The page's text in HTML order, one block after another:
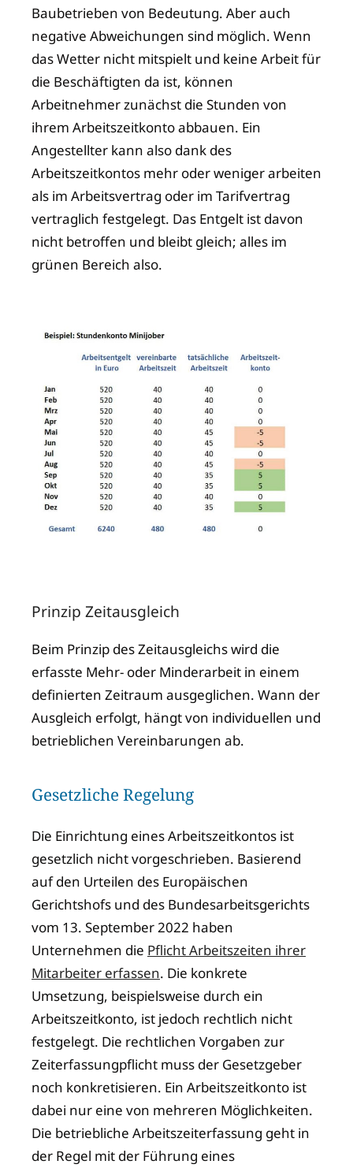
Baubetrieben von Bedeutung. Aber auch
negative Abweichungen sind möglich. Wenn
das Wetter nicht mitspielt und keine Arbeit für
die Beschäftigten da ist, können
Arbeitnehmer zunächst die Stunden von
ihrem Arbeitszeitkonto abbauen. Ein
Angestellter kann also dank des
Arbeitszeitkontos mehr oder weniger arbeiten
als im Arbeitsvertrag oder im Tarifvertrag
vertraglich festgelegt. Das Entgelt ist davon
nicht betroffen und bleibt gleich; alles im
grünen Bereich also.
Prinzip Zeitausgleich
Beim Prinzip des Zeitausgleichs wird die
erfasste Mehr- oder Minderarbeit in einem
definierten Zeitraum ausgeglichen. Wann der
Ausgleich erfolgt, hängt von individuellen und
betrieblichen Vereinbarungen ab.
Gesetzliche Regelung
Die Einrichtung eines Arbeitszeitkontos ist
gesetzlich nicht vorgeschrieben. Basierend
auf den Urteilen des Europäischen
Gerichtshofs und des Bundesarbeitsgerichts
vom 13. September 2022 haben
Unternehmen die Pflicht Arbeitszeiten ihrer
Mitarbeiter erfassen. Die konkrete
Umsetzung, beispielsweise durch ein
Arbeitszeitkonto, ist jedoch rechtlich nicht
festgelegt. Die rechtlichen Vorgaben zur
Zeiterfassungpflicht muss der Gesetzgeber
noch konkretisieren. Ein Arbeitszeitkonto ist
dabei nur eine von mehreren Möglichkeiten.
Die betriebliche Arbeitszeiterfassung geht in
der Regel mit der Führung eines